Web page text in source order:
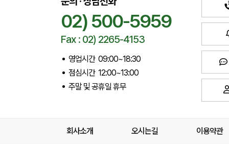
02) 500-5959
Fax : 02) 2265-4153
영업시간 09:00~18:30
점심시간 12:00~13:00
주말 및 공휴일 휴무
회사소개 오시는길 이용약관